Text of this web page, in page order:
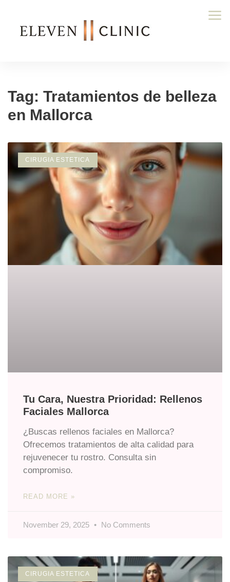
Tag: Tratamientos de belleza
en Mallorca
CIRUGIA ESTETICA
Tu Cara, Nuestra Prioridad: Rellenos
Faciales Mallorca
¿Buscas rellenos faciales en Mallorca?
Ofrecemos tratamientos de alta calidad para
rejuvenecer tu rostro. Consulta sin
compromiso.
READ MORE »
November 29, 2025 No Comments
CIRUGIA ESTETICA